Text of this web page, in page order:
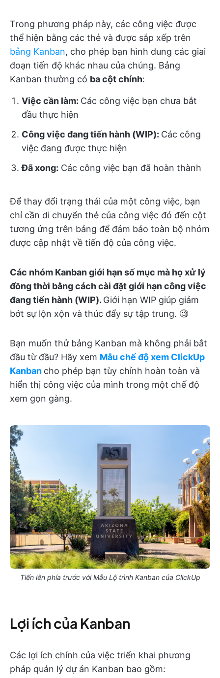
Trong phương pháp này, các công việc được
thể hiện bằng các thẻ và được sắp xếp trên
bảng Kanban, cho phép bạn hình dung các giai
đoạn tiến độ khác nhau của chúng. Bảng
Kanban thường có ba cột chính:
Việc cần làm: Các công việc bạn chưa bắt
đầu thực hiện
Công việc đang tiến hành (WIP): Các công
việc đang được thực hiện
Đã xong: Các công việc bạn đã hoàn thành
Để thay đổi trạng thái của một công việc, bạn
chỉ cần di chuyển thẻ của công việc đó đến cột
tương ứng trên bảng để đảm bảo toàn bộ nhóm
được cập nhật về tiến độ của công việc.
Các nhóm Kanban giới hạn số mục mà họ xử lý
đồng thời bằng cách cài đặt giới hạn công việc
đang tiến hành (WIP). Giới hạn WIP giúp giảm
bớt sự lộn xộn và thúc đẩy sự tập trung. 🧐
Bạn muốn thử bảng Kanban mà không phải bắt
đầu từ đầu? Hãy xem Mẫu chế độ xem ClickUp
Kanban cho phép bạn tùy chỉnh hoàn toàn và
hiển thị công việc của mình trong một chế độ
xem gọn gàng.
Tiến lên phía trước với Mẫu Lộ trình Kanban của ClickUp
Lợi ích của Kanban
Các lợi ích chính của việc triển khai phương
pháp quản lý dự án Kanban bao gồm: